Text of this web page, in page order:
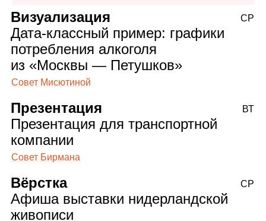
Визуализация
Дата‑классный пример: графики
потребления алкоголя
из «Москвы — Петушков»
Совет Мисютиной
СР
Презентация
Презентация для транспортной
компании
Совет Бирмана
ВТ
Вёрстка
Афиша выставки нидерландской
живописи
СР